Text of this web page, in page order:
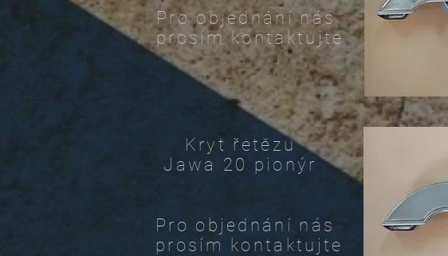
Pro objednání nás
prosím kontaktujte
Kryt řetězu
Jawa 20 pionýr
Pro objednání nás
prosím kontaktujte